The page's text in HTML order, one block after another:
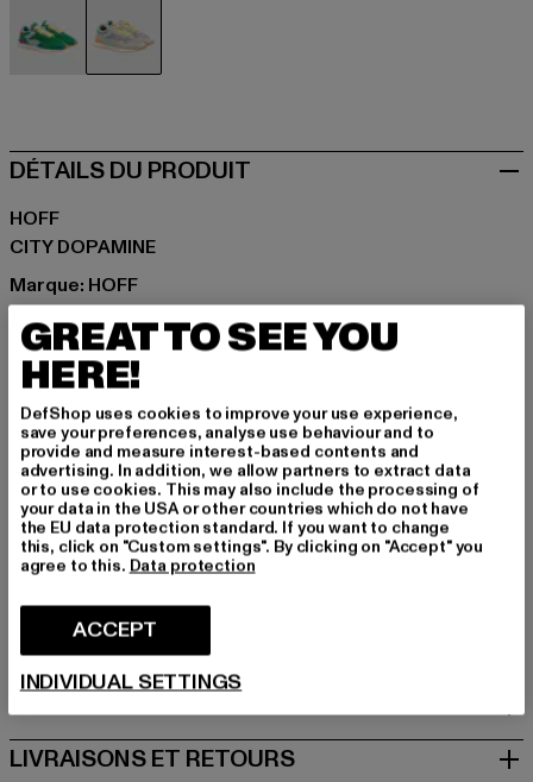
DÉTAILS DU PRODUIT
HOFF
CITY DOPAMINE
Marque: HOFF
Catégorie: Sneakers Low
Couleur: grau
Couleur du fabricant: grey
Doublure: Textile
Art.Nr: 126020-DOPAMINE-00111
Fabricant: THE HOFF BRAND S.L |
hello@thehoffbrand.com
Juan de Villanueva 8 | 3203 Elche | ES
TAILLE
CONSEILS D'ENTRETIEN
LIVRAISONS ET RETOURS
GREAT TO SEE YOU
HERE!
DefShop uses cookies to improve your use experience,
save your preferences, analyse use behaviour and to
provide and measure interest-based contents and
advertising. In addition, we allow partners to extract data
or to use cookies. This may also include the processing of
your data in the USA or other countries which do not have
the EU data protection standard. If you want to change
this, click on "Custom settings". By clicking on "Accept" you
agree to this. Data protection
ACCEPT
INDIVIDUAL SETTINGS